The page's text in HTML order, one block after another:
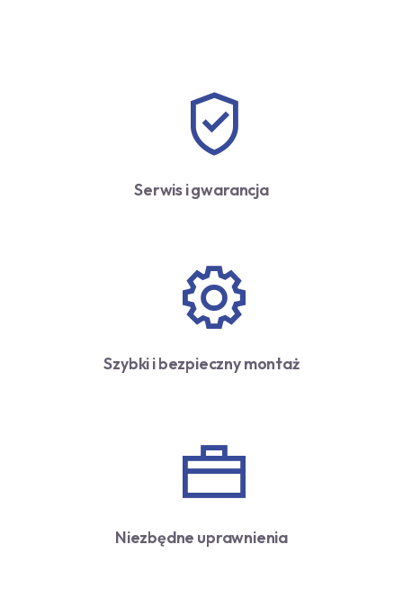
Serwis i gwarancja
Szybki i bezpieczny montaż
Niezbędne uprawnienia